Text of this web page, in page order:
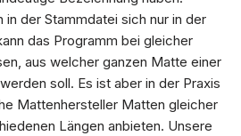
der Stammdatei sich nur in der
das Programm bei gleicher
aus welcher ganzen Matte einer
soll. Es ist aber in der Praxis
Mattenhersteller Matten gleicher
Längen anbieten. Unsere